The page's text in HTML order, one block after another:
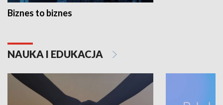
Biznes to biznes
NAUKA I EDUKACJA